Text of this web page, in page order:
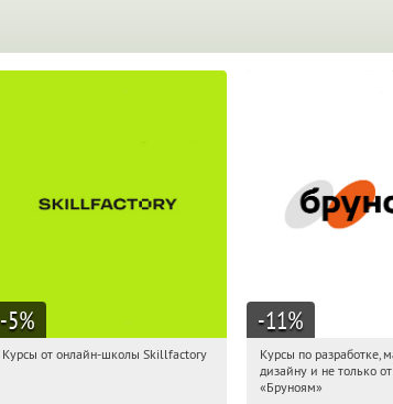
-5%
17:31:41
Получи первым!
Курсы от онлайн-школы Skillfactory
-11%
17:31:41
Россия
Курсы по разработке,
дизайну и не только
«Бруноям»